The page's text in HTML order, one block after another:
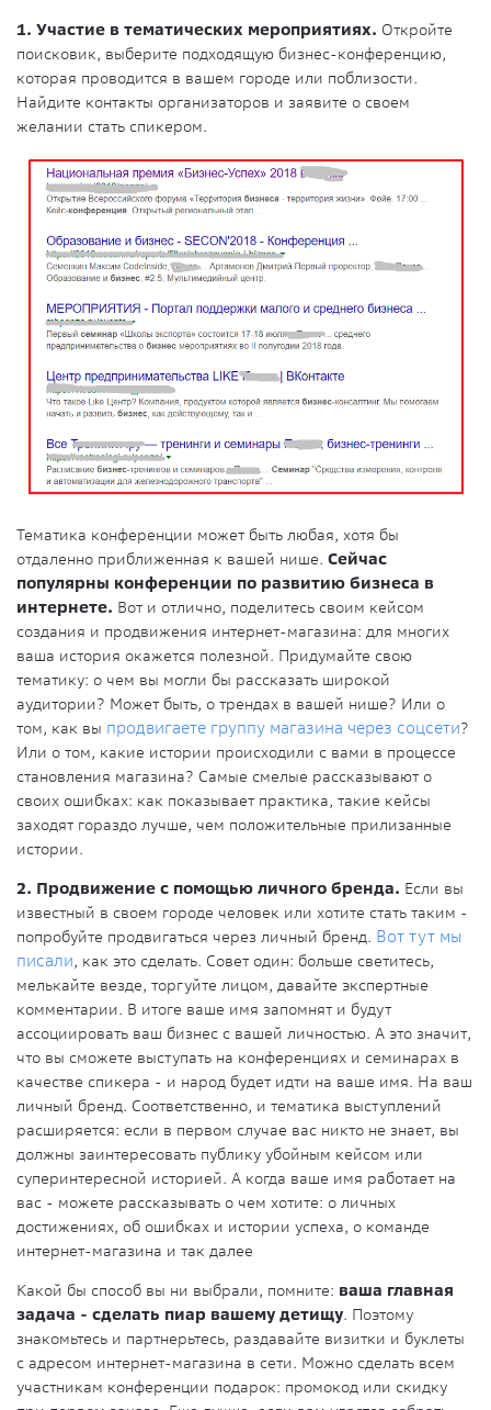
1. Участие в тематических мероприятиях. Откройте
поисковик, выберите подходящую бизнес-конференцию,
которая проводится в вашем городе или поблизости.
Найдите контакты организаторов и заявите о своем
желании стать спикером.
Тематика конференции может быть любая, хотя бы
отдаленно приближенная к вашей нише. Сейчас
популярны конференции по развитию бизнеса в
интернете. Вот и отлично, поделитесь своим кейсом
создания и продвижения интернет-магазина: для многих
ваша история окажется полезной. Придумайте свою
тематику: о чем вы могли бы рассказать широкой
аудитории? Может быть, о трендах в вашей нише? Или о
том, как вы продвигаете группу магазина через соцсети?
Или о том, какие истории происходили с вами в процессе
становления магазина? Самые смелые рассказывают о
своих ошибках: как показывает практика, такие кейсы
заходят гораздо лучше, чем положительные прилизанные
истории.
2. Продвижение с помощью личного бренда. Если вы
известный в своем городе человек или хотите стать таким -
попробуйте продвигаться через личный бренд. Вот тут мы
писали, как это сделать. Совет один: больше светитесь,
мелькайте везде, торгуйте лицом, давайте экспертные
комментарии. В итоге ваше имя запомнят и будут
ассоциировать ваш бизнес с вашей личностью. А это значит,
что вы сможете выступать на конференциях и семинарах в
качестве спикера - и народ будет идти на ваше имя. На ваш
личный бренд. Соответственно, и тематика выступлений
расширяется: если в первом случае вас никто не знает, вы
должны заинтересовать публику убойным кейсом или
суперинтересной историей. А когда ваше имя работает на
вас - можете рассказывать о чем хотите: о личных
достижениях, об ошибках и истории успеха, о команде
интернет-магазина и так далее
Какой бы способ вы ни выбрали, помните: ваша главная
задача - сделать пиар вашему детищу. Поэтому
знакомьтесь и партнерьтесь, раздавайте визитки и буклеты
с адресом интернет-магазина в сети. Можно сделать всем
участникам конференции подарок: промокод или скидку